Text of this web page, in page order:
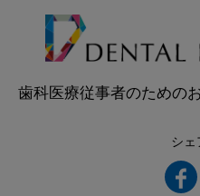
歯科医療従事者のための
シェ